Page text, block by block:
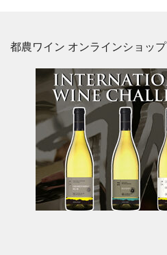
都農ワイン オンラインショップ